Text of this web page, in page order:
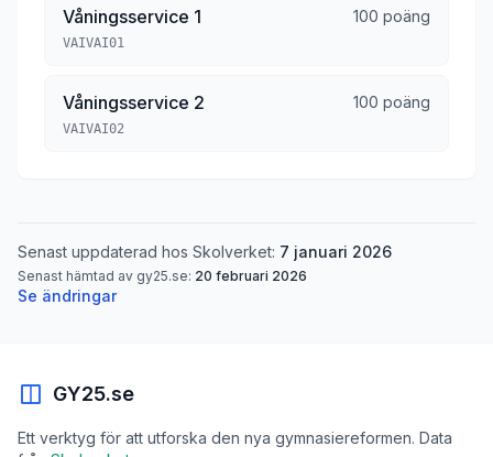
Våningsservice 1 100 poäng
VAIVAI01
Våningsservice 2 100 poäng
VAIVAI02
Senast uppdaterad hos Skolverket: 7 januari 2026
Senast hämtad av gy25.se: 20 februari 2026
Se ändringar
GY25.se
Ett verktyg för att utforska den nya gymnasiereformen. Data